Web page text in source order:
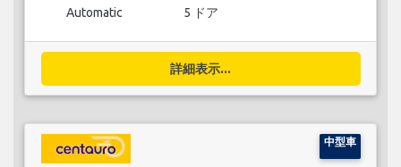
Automatic 5 ドア
詳細表示...
中型車